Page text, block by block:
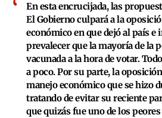
En esta encrucijada, las
El Gobierno culpará a la
económico en que dejó al país e
prevalecer que la mayoría de la
vacunada a la hora de votar.
a poco. Por su parte, la
manejo económico que se hizo
tratando de evitar su reciente
que quizás fue uno de los